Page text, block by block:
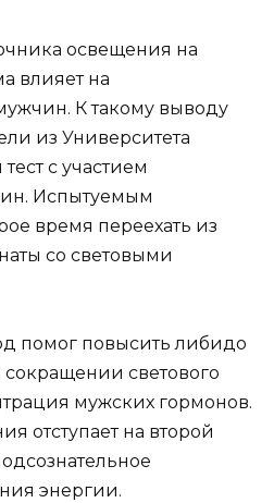
освещения на
влияет на
К такому выводу
из Университета
с участием
Испытуемым
время переехать из
со световыми
помог повысить либидо
светового
мужских гормонов.
отступает на второй
энергии.